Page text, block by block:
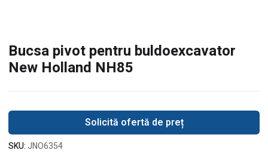
Bucsa pivot pentru buldoexcavator
New Holland NH85
Solicită ofertă de preț
SKU:JNO6354